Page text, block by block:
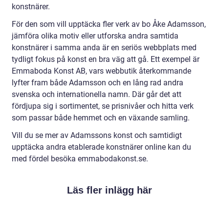
konstnärer.
För den som vill upptäcka fler verk av bo Åke Adamsson,
jämföra olika motiv eller utforska andra samtida
konstnärer i samma anda är en seriös webbplats med
tydligt fokus på konst en bra väg att gå. Ett exempel är
Emmaboda Konst AB, vars webbutik återkommande
lyfter fram både Adamsson och en lång rad andra
svenska och internationella namn. Där går det att
fördjupa sig i sortimentet, se prisnivåer och hitta verk
som passar både hemmet och en växande samling.
Vill du se mer av Adamssons konst och samtidigt
upptäcka andra etablerade konstnärer online kan du
med fördel besöka emmabodakonst.se.
Läs fler inlägg här